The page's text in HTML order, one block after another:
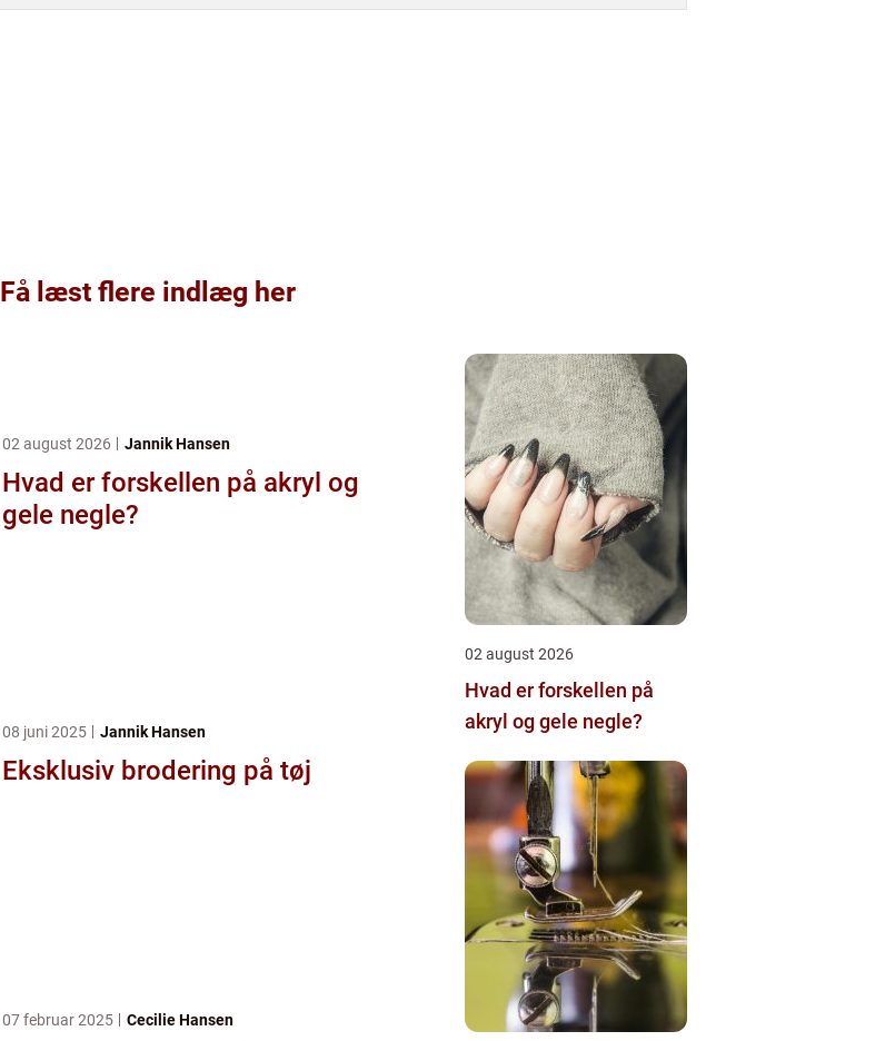
Få læst flere indlæg her
02 august 2026 Jannik Hansen
Hvad er forskellen på akryl og
gele negle?
08 juni 2025 Jannik Hansen
Eksklusiv brodering på tøj
07 februar 2025 Cecilie Hansen
02 august 2026
Hvad er forskellen på
akryl og gele negle?